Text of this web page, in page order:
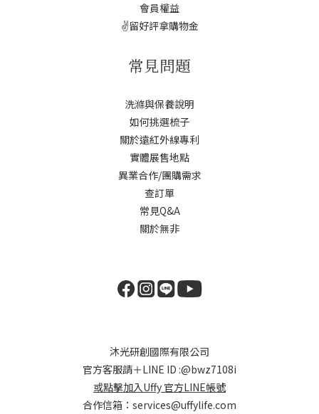
會員權益
✌️留好評拿購物金
常見問題
洗滌與保養說明
如何挑選梳子
關於遠紅外線專利
實體展售地點
異業合作/團購需求
查訂單
常見Q&A
關於無非
沐光研創國際有限公司
官方客服請＋LINE ID :@bwz7108i
或點擊加入Uffy 官方LINE帳號
合作信箱： services@uffylife.com